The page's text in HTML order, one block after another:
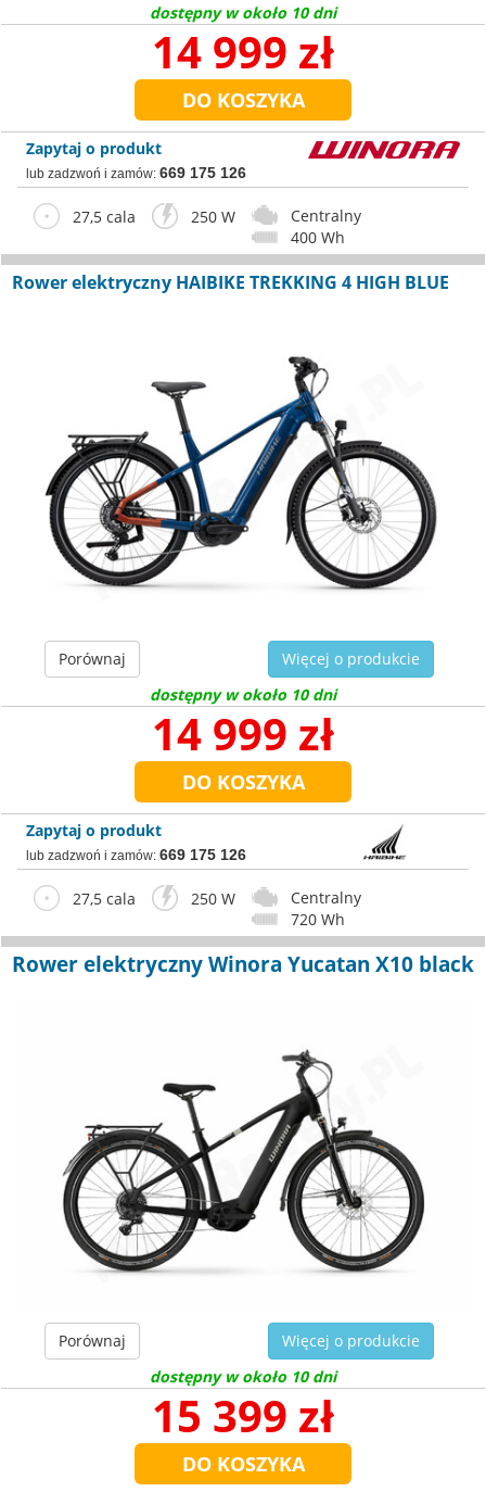
dostępny w około 10 dni
14 999 zł
Zapytaj o produkt
lub zadzwoń i zamów: 669 175 126
27,5 cala 250 W
Centralny
400 Wh
Rower elektryczny HAIBIKE TREKKING 4 HIGH BLUE
Porównaj
Więcej o produkcie
dostępny w około 10 dni
14 999 zł
Zapytaj o produkt
lub zadzwoń i zamów: 669 175 126
27,5 cala 250 W
Centralny
720 Wh
Rower elektryczny Winora Yucatan X10 black
Porównaj
Więcej o produkcie
dostępny w około 10 dni
15 399 zł